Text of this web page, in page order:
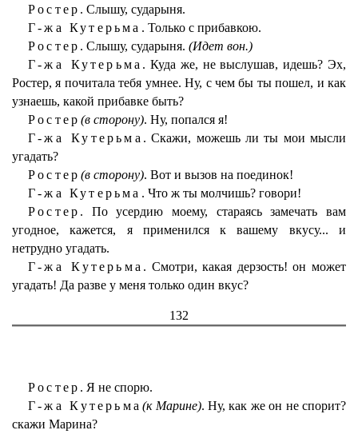
Ростер. Слышу, сударыня.
Г-жа Кутерьма. Только с прибавкою.
Ростер. Слышу, сударыня.(Идет вон.)
Г-жа Кутерьма. Куда же, не выслушав, идешь? Эх,
Ростер, я почитала тебя умнее. Ну, с чем бы ты пошел, и как
узнаешь, какой прибавке быть?
Ростер (в сторону). Ну, попался я!
Г-жа Кутерьма. Скажи, можешь ли ты мои мысли
угадать?
Ростер (в сторону). Вот и вызов на поединок!
Г-жа Кутерьма. Что ж ты молчишь? говори!
Ростер. По усердию моему, стараясь замечать вам
угодное, кажется, я применился к вашему вкусу... и
нетрудно угадать.
Г-жа Кутерьма. Смотри, какая дерзость! он может
угадать! Да разве у меня только один вкус?
132
Ростер. Я не спорю.
Г-жа Кутерьма (к Марине). Ну, как же он не спорит?
скажи Марина?